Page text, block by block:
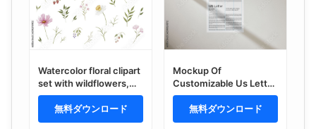
Watercolor floral clipart
set with wildflowers,
leaves and berries,
editable psdt template.
Botanical hand painted
無料ダウンロード
Mockup Of
Customizable Us Letter
Paper
無料ダウンロード